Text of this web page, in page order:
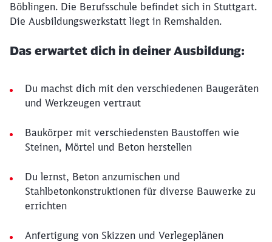
Böblingen. Die Berufsschule befindet sich in Stuttgart.
Die Ausbildungswerkstatt liegt in Remshalden.
Das erwartet dich in deiner Ausbildung:
Du machst dich mit den verschiedenen Baugeräten
und Werkzeugen vertraut
Baukörper mit verschiedensten Baustoffen wie
Steinen, Mörtel und Beton herstellen
Du lernst, Beton anzumischen und
Stahlbetonkonstruktionen für diverse Bauwerke zu
errichten
Anfertigung von Skizzen und Verlegeplänen